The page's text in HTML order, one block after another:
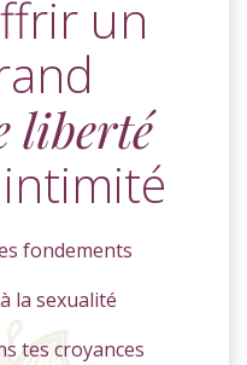
un
liberté
fondements
la sexualité
tes croyances